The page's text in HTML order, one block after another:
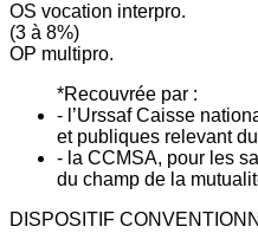
OS vocation interpro.
(3 à 8%)
OP multipro.
*Recouvrée par :
- l’Urssaf Caisse
et publiques relevant
- la CCMSA, pour les
du champ de la
DISPOSITIF